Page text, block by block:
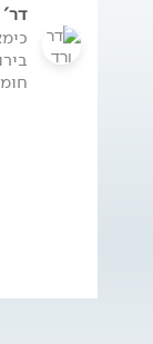
דר'